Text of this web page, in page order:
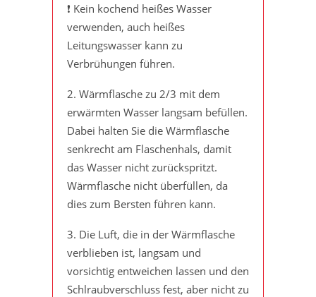
❗️ Kein kochend heißes Wasser
verwenden, auch heißes
Leitungswasser kann zu
Verbrühungen führen.
2. Wärmflasche zu 2/3 mit dem
erwärmten Wasser langsam befüllen.
Dabei halten Sie die Wärmflasche
senkrecht am Flaschenhals, damit
das Wasser nicht zurückspritzt.
Wärmflasche nicht überfüllen, da
dies zum Bersten führen kann.
3. Die Luft, die in der Wärmflasche
verblieben ist, langsam und
vorsichtig entweichen lassen und den
Schlraubverschluss fest, aber nicht zu